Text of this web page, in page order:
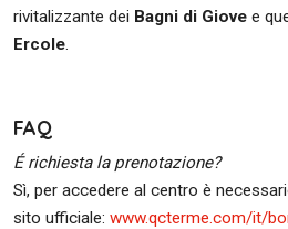
rivitalizzante dei Bagni di Giove e
Ercole.
FAQ
É richiesta la prenotazione?
Sì, per accedere al centro è
sito ufficiale: www.qcterme.com/it/